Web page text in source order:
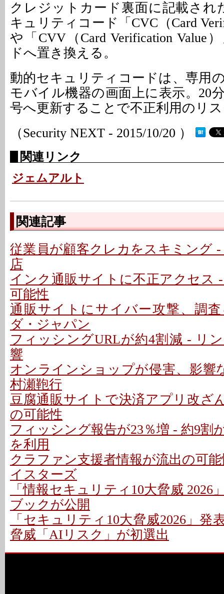
クレジットカード裏面に記載され
キュリティコード「CVC（Card
や「CVV（Card Verification Value
ドへ置き換える。
動的セキュリティコードは、専用
モバイル機器の画面上に表示。20
号へ更新することで不正利用のリ
（Security NEXT - 2015/10/20 ）
関連リンク
ジェムアルト
関連記事
従業員が顧客クレカをスキミング
店
インク通販サイトに不正アクセス
可能性
通販サイトにサイバー攻撃、調
ダ・ジャパン
フィッシングURLが約4割減 - リ
響
オンラインショップが侵害、影響
村瀬鞄行
豆腐通販サイトで決済アプリ改ざ
の可能性
フィッシング報告が23％増 - 約9割
を利用
クラファン支援者情報が流出の可
イスターズ
「情報セキュリティ10大脅威 2026
ブックが公開
「セキュリティ10大脅威2026」発
脅威「AIリスク」が初選出